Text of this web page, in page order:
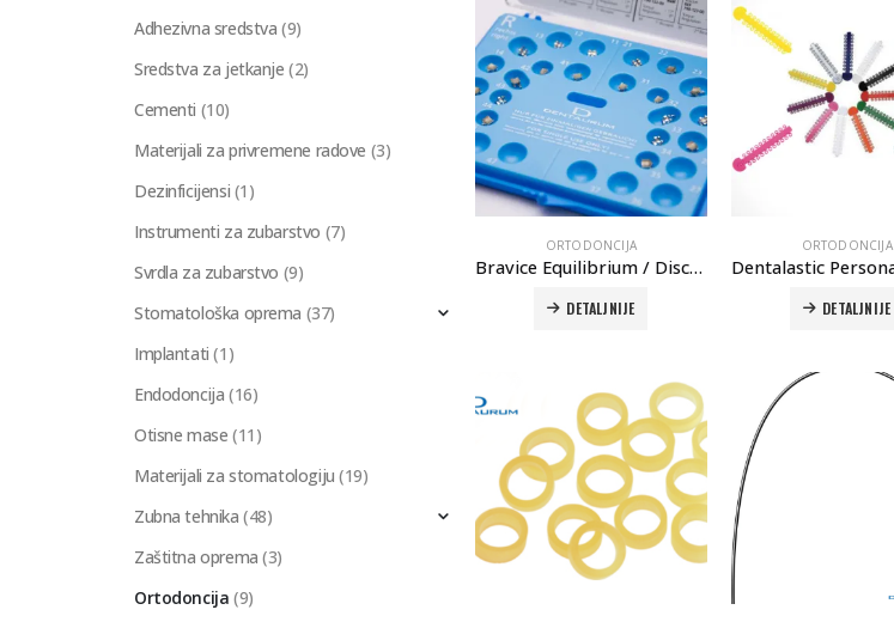
ORTODONCIJA
Bravice Equilibrium / Discovery
DETALJNIJE
ORTODONCIJA
DETALJNIJE
Adhezivna sredstva (9)
Sredstva za jetkanje (2)
Cementi (10)
Materijali za privremene radove (3)
Dezinficijensi (1)
Instrumenti za zubarstvo (7)
Svrdla za zubarstvo (9)
Stomatološka oprema (37)
Implantati (1)
Endodoncija (16)
Otisne mase (11)
Materijali za stomatologiju (19)
Zubna tehnika (48)
Zaštitna oprema (3)
Ortodoncija (9)